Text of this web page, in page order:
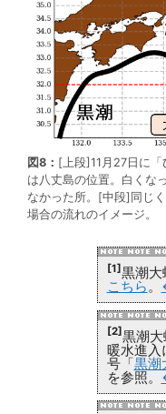
図8： [上段]11月27日に「
は八丈島の位置。白くな
なかった所。[中段]同じ
場合の流れのイメージ。
[1]黒潮大
こちら。
[2] 黒潮
暖水進
号「黒潮
を参照。